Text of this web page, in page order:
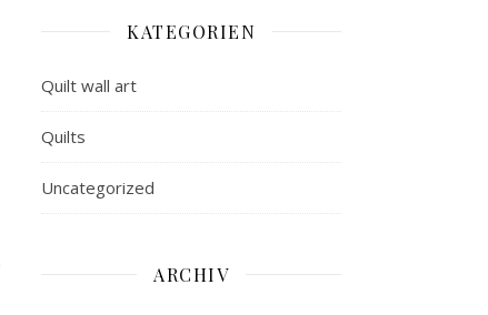
KATEGORIEN
Quilt wall art
Quilts
Uncategorized
ARCHIV